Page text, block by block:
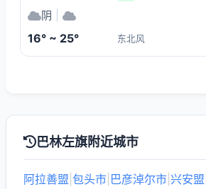
阴
16° ~ 25° 东北风
巴林左旗附近城市
阿拉善盟 包头市 巴彦淖尔市 兴安盟